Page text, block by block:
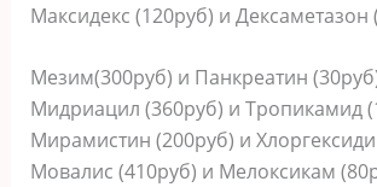
Максидекс (120руб) и Дексаметазон
Мезим(300руб) и Панкреатин
Мидриацил (360руб) и Тропикамид
Мирамистин (200руб) и
Мовалис (410руб) и Мелоксикам